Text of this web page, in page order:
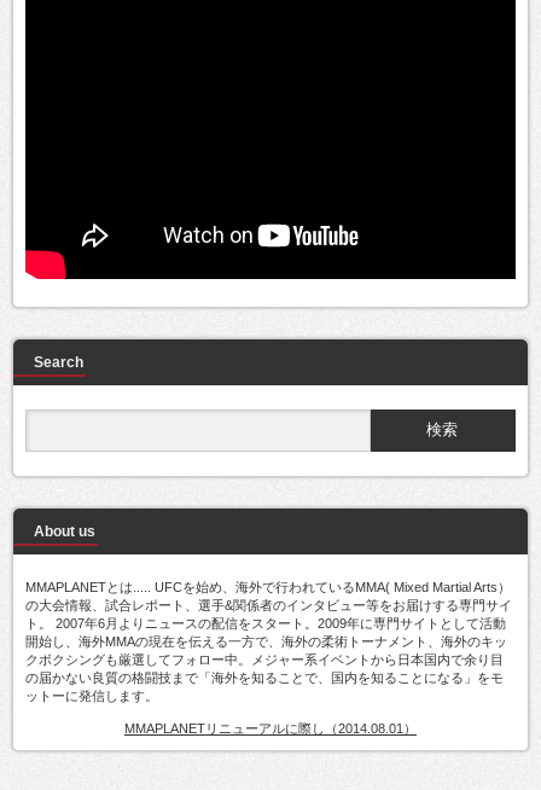
Search
About us
MMAPLANETとは..... UFCを始め、海外で行われているMMA( Mixed Martial Arts）
の大会情報、試合レポート、選手&関係者のインタビュー等をお届けする専門サイ
ト。 2007年6月よりニュースの配信をスタート。2009年に専門サイトとして活動
開始し、海外MMAの現在を伝える一方で、海外の柔術トーナメント、海外のキッ
クボクシングも厳選してフォロー中。メジャー系イベントから日本国内で余り目
の届かない良質の格闘技まで「海外を知ることで、国内を知ることになる」をモ
ットーに発信します。
MMAPLANETリニューアルに際し（2014.08.01）